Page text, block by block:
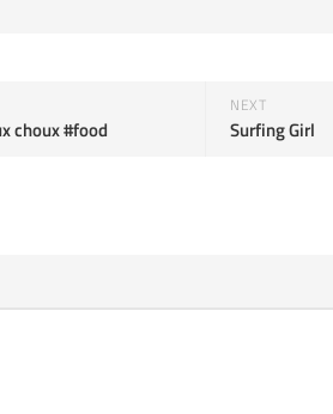
NEXT
Surfing Girl
choux #food